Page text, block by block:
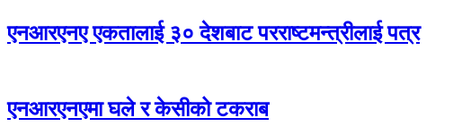
एनआरएनए एकतालाई ३० देशबाट परराष्टमन्त्रीलाई पत्र
एनआरएनएमा घले र केसीको टकराब